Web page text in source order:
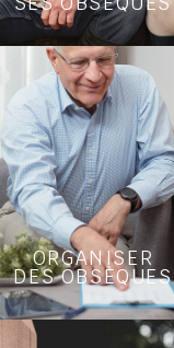
ORGANISER
DES OBSÈQUES